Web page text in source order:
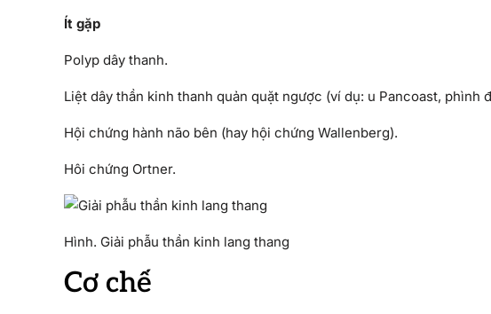
Ít gặp
Polyp dây thanh.
Liệt dây thần kinh thanh quản quặt ngược (ví dụ: u Pancoast, phình
Hội chứng hành não bên (hay hội chứng Wallenberg).
Hôi chứng Ortner.
Hình. Giải phẫu thần kinh lang thang
Cơ chế